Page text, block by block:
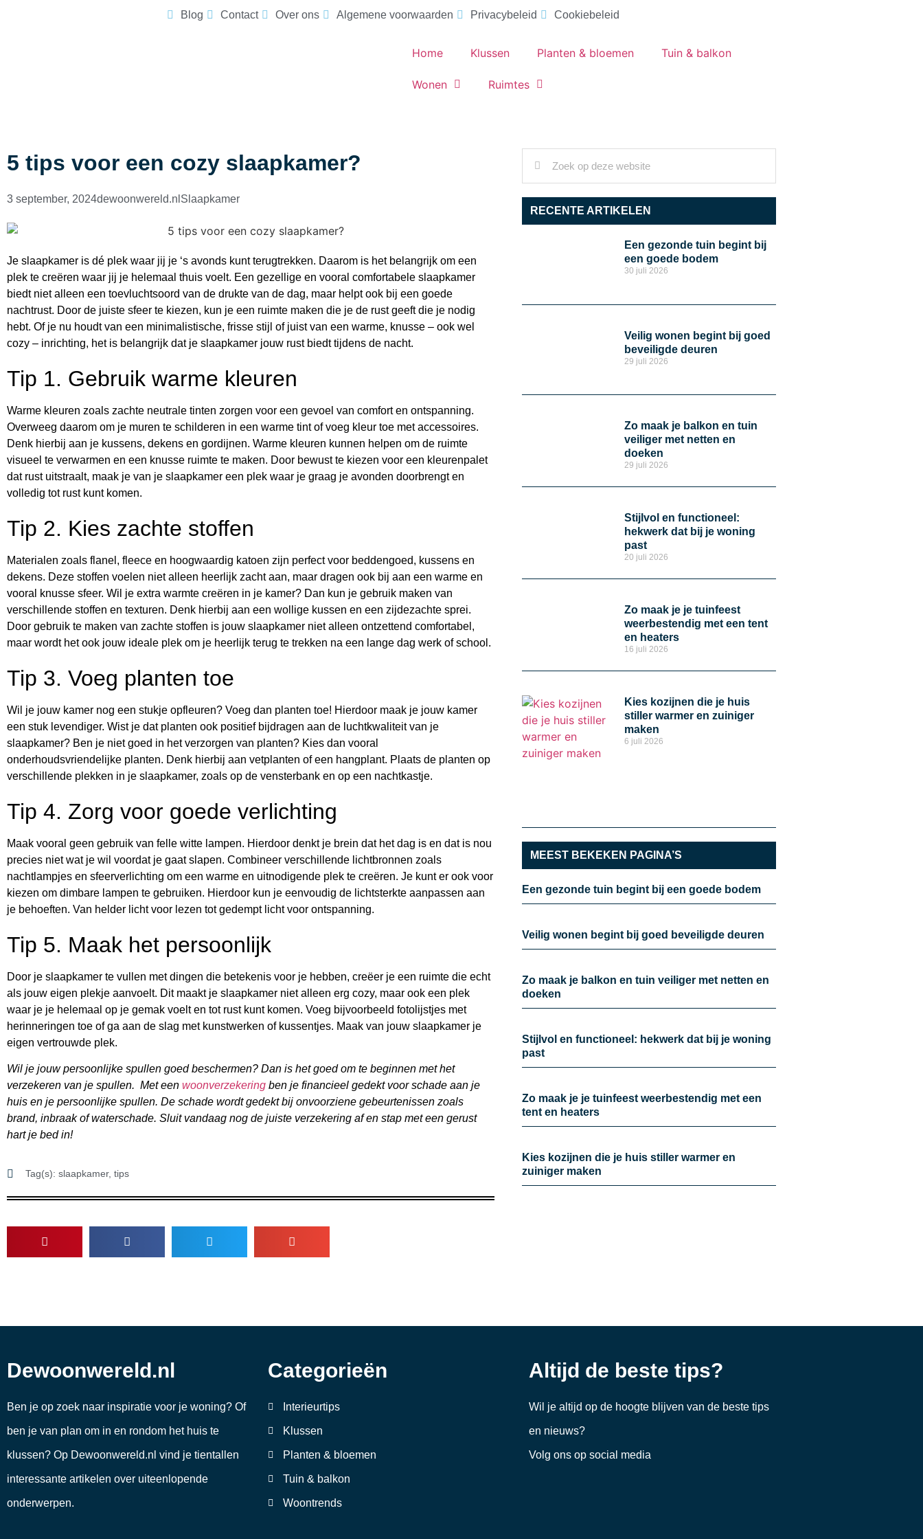
Blog Contact Over ons Algemene voorwaarden Privacybeleid Cookiebeleid
Home Klussen Planten & bloemen Tuin & balkon
Wonen Ruimtes
5 tips voor een cozy slaapkamer?
3 september, 2024dewoonwereld.nl Slaapkamer
Je slaapkamer is dé plek waar jij je ‘s avonds kunt terugtrekken. Daarom is het belangrijk om een
plek te creëren waar jij je helemaal thuis voelt. Een gezellige en vooral comfortabele slaapkamer
biedt niet alleen een toevluchtsoord van de drukte van de dag, maar helpt ook bij een goede
nachtrust. Door de juiste sfeer te kiezen, kun je een ruimte maken die je de rust geeft die je nodig
hebt. Of je nu houdt van een minimalistische, frisse stijl of juist van een warme, knusse – ook wel
cozy – inrichting, het is belangrijk dat je slaapkamer jouw rust biedt tijdens de nacht.
Tip 1. Gebruik warme kleuren
Warme kleuren zoals zachte neutrale tinten zorgen voor een gevoel van comfort en ontspanning.
Overweeg daarom om je muren te schilderen in een warme tint of voeg kleur toe met accessoires.
Denk hierbij aan je kussens, dekens en gordijnen. Warme kleuren kunnen helpen om de ruimte
visueel te verwarmen en een knusse ruimte te maken. Door bewust te kiezen voor een kleurenpalet
dat rust uitstraalt, maak je van je slaapkamer een plek waar je graag je avonden doorbrengt en
volledig tot rust kunt komen.
Tip 2. Kies zachte stoffen
Materialen zoals flanel, fleece en hoogwaardig katoen zijn perfect voor beddengoed, kussens en
dekens. Deze stoffen voelen niet alleen heerlijk zacht aan, maar dragen ook bij aan een warme en
vooral knusse sfeer. Wil je extra warmte creëren in je kamer? Dan kun je gebruik maken van
verschillende stoffen en texturen. Denk hierbij aan een wollige kussen en een zijdezachte sprei.
Door gebruik te maken van zachte stoffen is jouw slaapkamer niet alleen ontzettend comfortabel,
maar wordt het ook jouw ideale plek om je heerlijk terug te trekken na een lange dag werk of school.
Tip 3. Voeg planten toe
Wil je jouw kamer nog een stukje opfleuren? Voeg dan planten toe! Hierdoor maak je jouw kamer
een stuk levendiger. Wist je dat planten ook positief bijdragen aan de luchtkwaliteit van je
slaapkamer? Ben je niet goed in het verzorgen van planten? Kies dan vooral
onderhoudsvriendelijke planten. Denk hierbij aan vetplanten of een hangplant. Plaats de planten op
verschillende plekken in je slaapkamer, zoals op de vensterbank en op een nachtkastje.
Tip 4. Zorg voor goede verlichting
Maak vooral geen gebruik van felle witte lampen. Hierdoor denkt je brein dat het dag is en dat is nou
precies niet wat je wil voordat je gaat slapen. Combineer verschillende lichtbronnen zoals
nachtlampjes en sfeerverlichting om een warme en uitnodigende plek te creëren. Je kunt er ook voor
kiezen om dimbare lampen te gebruiken. Hierdoor kun je eenvoudig de lichtsterkte aanpassen aan
je behoeften. Van helder licht voor lezen tot gedempt licht voor ontspanning.
Tip 5. Maak het persoonlijk
Door je slaapkamer te vullen met dingen die betekenis voor je hebben, creëer je een ruimte die echt
als jouw eigen plekje aanvoelt. Dit maakt je slaapkamer niet alleen erg cozy, maar ook een plek
waar je je helemaal op je gemak voelt en tot rust kunt komen. Voeg bijvoorbeeld fotolijstjes met
herinneringen toe of ga aan de slag met kunstwerken of kussentjes. Maak van jouw slaapkamer je
eigen vertrouwde plek.
Wil je jouw persoonlijke spullen goed beschermen? Dan is het goed om te beginnen met het
verzekeren van je spullen. Met een woonverzekering ben je financieel gedekt voor schade aan je
huis en je persoonlijke spullen. De schade wordt gedekt bij onvoorziene gebeurtenissen zoals
brand, inbraak of waterschade. Sluit vandaag nog de juiste verzekering af en stap met een gerust
hart je bed in!
Tag(s): slaapkamer, tips
RECENTE ARTIKELEN
Een gezonde tuin begint bij
een goede bodem
30 juli 2026
Veilig wonen begint bij goed
beveiligde deuren
29 juli 2026
Zo maak je balkon en tuin
veiliger met netten en
doeken
29 juli 2026
Stijlvol en functioneel:
hekwerk dat bij je woning
past
20 juli 2026
Zo maak je je tuinfeest
weerbestendig met een tent
en heaters
16 juli 2026
Kies kozijnen die je huis
stiller warmer en zuiniger
maken
6 juli 2026
MEEST BEKEKEN PAGINA’S
Een gezonde tuin begint bij een goede bodem
Veilig wonen begint bij goed beveiligde deuren
Zo maak je balkon en tuin veiliger met netten en
doeken
Stijlvol en functioneel: hekwerk dat bij je woning
past
Zo maak je je tuinfeest weerbestendig met een
tent en heaters
Kies kozijnen die je huis stiller warmer en
zuiniger maken
Dewoonwereld.nl
Ben je op zoek naar inspiratie voor je woning? Of
ben je van plan om in en rondom het huis te
klussen? Op Dewoonwereld.nl vind je tientallen
interessante artikelen over uiteenlopende
onderwerpen.
Categorieën
Interieurtips
Klussen
Planten & bloemen
Tuin & balkon
Woontrends
Altijd de beste tips?
Wil je altijd op de hoogte blijven van de beste tips
en nieuws?
Volg ons op social media